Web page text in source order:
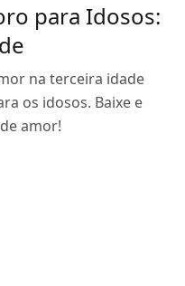
para Idosos:
na terceira idade
os idosos. Baixe e
amor!